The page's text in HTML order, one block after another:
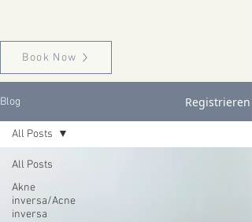
Book Now
Blog Registrieren
All Posts
Akne
inversa/Acne
inversa
All Posts